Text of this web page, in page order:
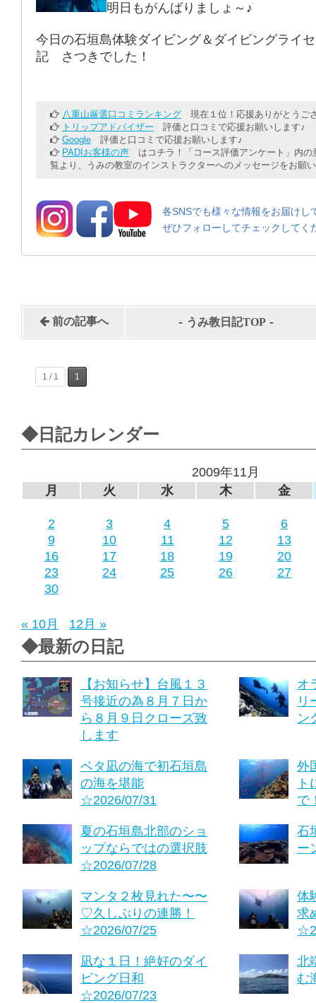
明日もがんばりましょ～♪
今日の石垣島体験ダイビング＆ダイビングライ
記 さつきでした！
八重山厳選口コミランキング 現在１位！応援ありがとうご
トリップアドバイザー 評価と口コミで応援お願いします♪
Google 評価と口コミで応援お願いします♪
PADIお客様の声 はコチラ！「コース評価アンケート」内の
覧より、うみの教室のインストラクターへのメッセージをお願
各SNSでも様々な情報をお届けし
ぜひフォローしてチェックしてく
前の記事へ - うみ教日記TOP -
1 / 1 1
◆日記カレンダー
2009年11月
月
火 水 木 金
2 3 4 5
6
9
10 11 12
13
16
17 18 19
20
23
24 25 26
27
30
« 10月 12月 »
◆最新の日記
【お知らせ】台風１３
号接近の為８月７日か
ら８月９日クローズ致
します
オ
リ
ン
ベタ凪の海で初石垣島
の海を堪能
☆2026/07/31
外
ト
で
夏の石垣島北部のショ
ップならではの選択肢
☆2026/07/28
石
ー
マンタ２枚見れた〜〜
♡久しぶりの連勝！
☆2026/07/25
体
求
凪な１日！絶好のダイ
ビング日和
☆2026/07/23
北
む